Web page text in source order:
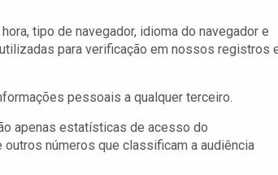
tipo de navegador, idioma do navegador e
para verificação em nossos registros
pessoais a qualquer terceiro.
apenas estatísticas de acesso do
números que classificam a audiência